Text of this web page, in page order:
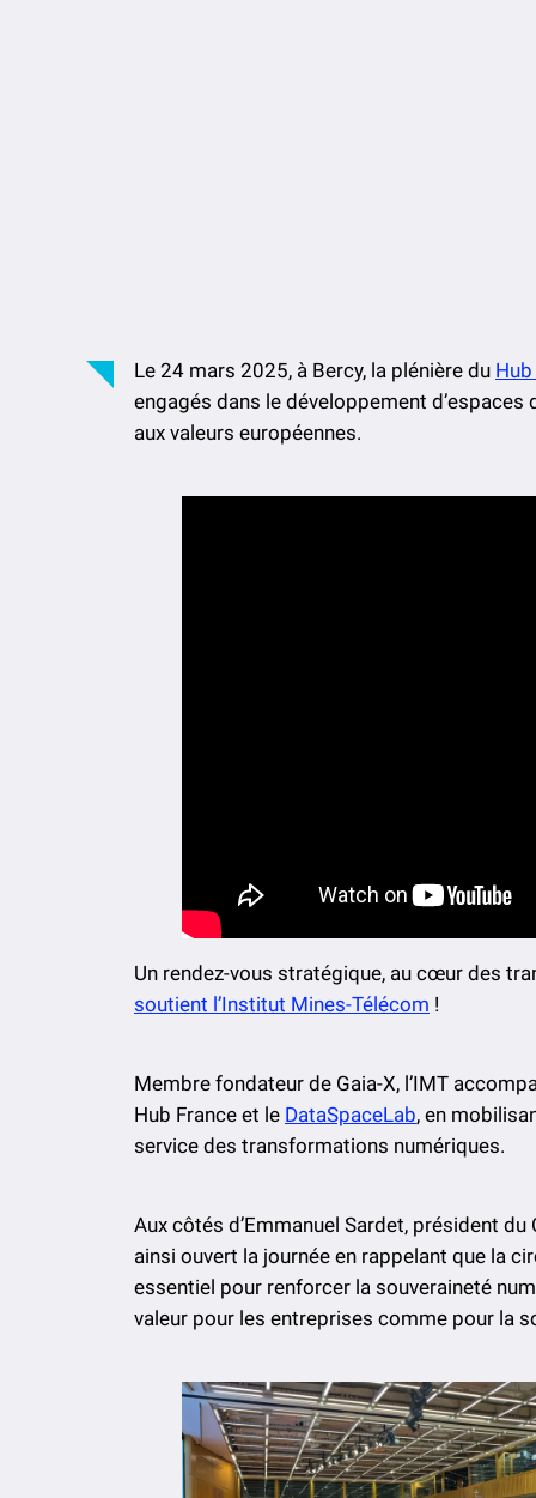
Le 24 mars 2025, à Bercy, la plénière du
engagés dans le développement
aux valeurs européennes.
Un rendez-vous stratégique, au cœur des
soutient l’Institut Mines-Télécom !
Membre fondateur de Gaia-X, l’IMT
Hub France et le DataSpaceLab, en
service des transformations numériques.
Aux côtés d’Emmanuel Sardet, président du
ainsi ouvert la journée en rappelant que la
essentiel pour renforcer la souveraineté
valeur pour les entreprises comme pour la